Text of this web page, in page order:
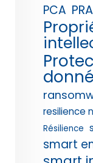
PCA PRA
resilience
Résilience
smart